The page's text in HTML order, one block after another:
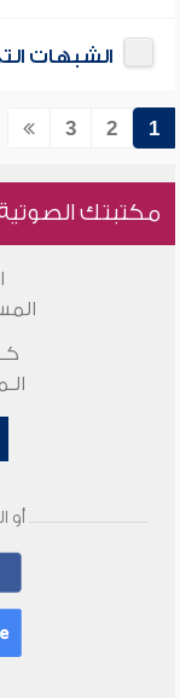
الشبهات
1
2
3
مكتبتك